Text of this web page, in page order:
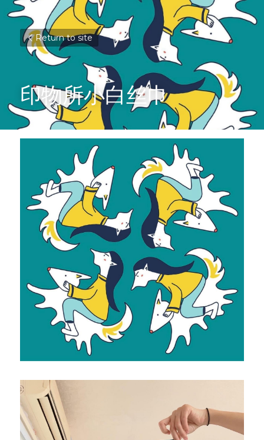
Return to site
印物所小白丝巾